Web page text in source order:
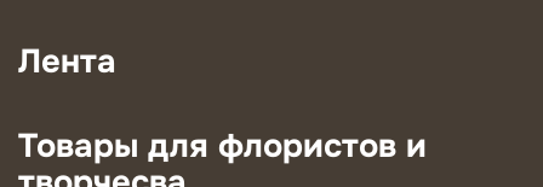
Лента
Товары для флористов и